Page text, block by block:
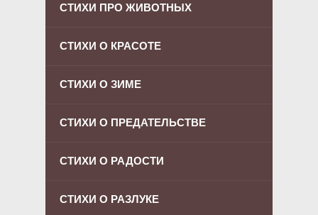
СТИХИ ПРО ЖИВОТНЫХ
СТИХИ О КРАСОТЕ
СТИХИ О ЗИМЕ
СТИХИ О ПРЕДАТЕЛЬСТВЕ
СТИХИ О РАДОСТИ
СТИХИ О РАЗЛУКЕ